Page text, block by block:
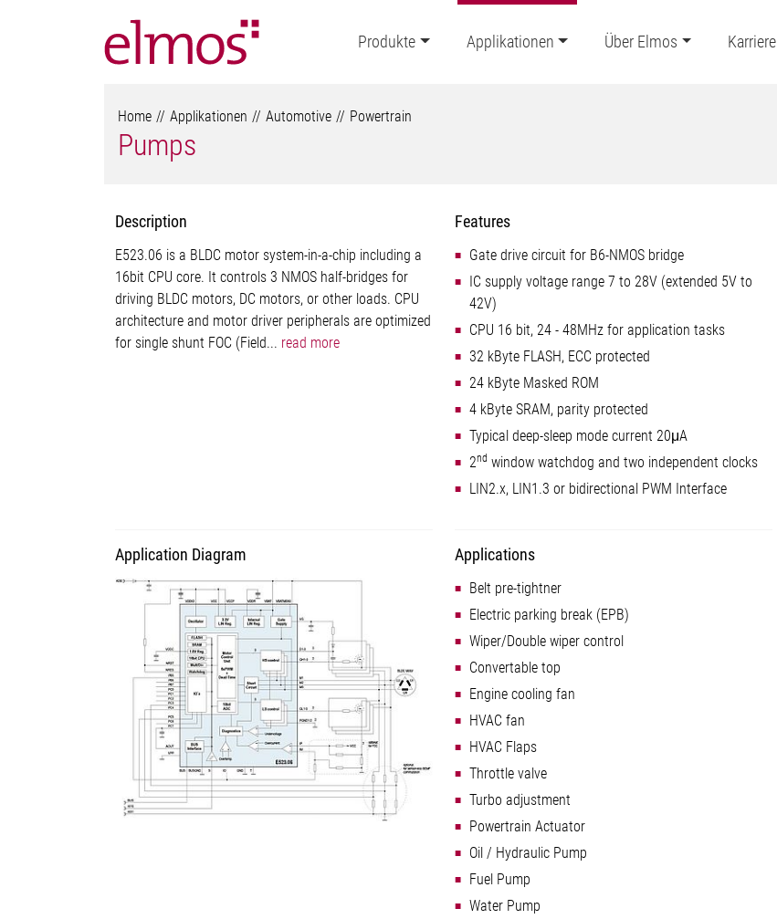
Produkte Applikationen Über Elmos Karriere
Home Applikationen Automotive Powertrain
Pumps
Description
E523.06 is a BLDC motor system-in-a-chip including a
16bit CPU core. It controls 3 NMOS half-bridges for
driving BLDC motors, DC motors, or other loads. CPU
architecture and motor driver peripherals are optimized
for single shunt FOC (Field... read more
Features
Gate drive circuit for B6-NMOS bridge
IC supply voltage range 7 to 28V (extended 5V to
42V)
CPU 16 bit, 24 - 48MHz for application tasks
32 kByte FLASH, ECC protected
24 kByte Masked ROM
4 kByte SRAM, parity protected
Typical deep-sleep mode current 20μA
2nd window watchdog and two independent clocks
LIN2.x, LIN1.3 or bidirectional PWM Interface
Application Diagram Applications
Belt pre-tightner
Electric parking break (EPB)
Wiper/Double wiper control
Convertable top
Engine cooling fan
HVAC fan
HVAC Flaps
Throttle valve
Turbo adjustment
Powertrain Actuator
Oil / Hydraulic Pump
Fuel Pump
Water Pump